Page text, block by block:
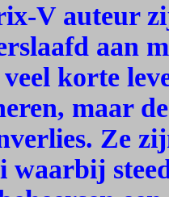
V auteur
aan
korte
maar
Ze
waarbij